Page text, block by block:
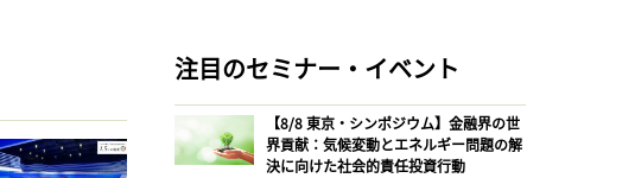
注目のセミナー・イベント
【8/8 東京・シンポジウム】金融界の世
界貢献：気候変動とエネルギー問題の解
決に向けた社会的責任投資行動